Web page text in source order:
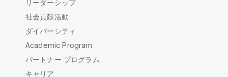
リーダーシップ
社会貢献活動
ダイバーシティ
Academic Program
パートナー プログラム
キャリア